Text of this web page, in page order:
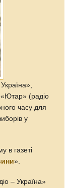
«Ютар» (радіо
часу для
у
в газеті
».
– Україна»